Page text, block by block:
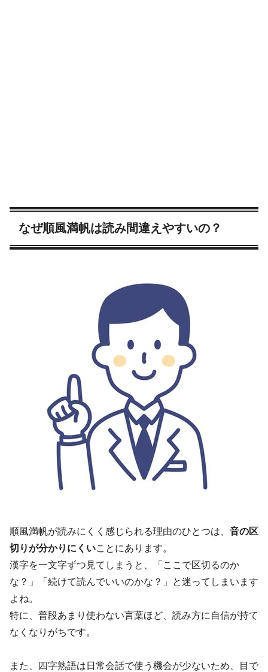
なぜ順風満帆は読み間違えやすいの？
順風満帆が読みにくく感じられる理由のひとつは、 音の区
切りが分かりにくいことにあります。
漢字を一文字ずつ見てしまうと、「ここで区切るのか
な？」「続けて読んでいいのかな？」と迷ってしまいます
よね。
特に、普段あまり使わない言葉ほど、読み方に自信が持て
なくなりがちです。
また、四字熟語は日常会話で使う機会が少ないため、目で